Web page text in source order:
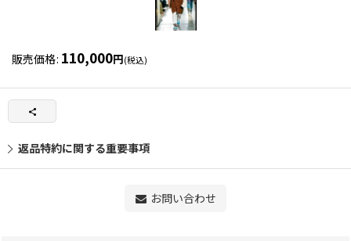
販売価格: 110,000円(税込)
返品特約に関する重要事項
お問い合わせ